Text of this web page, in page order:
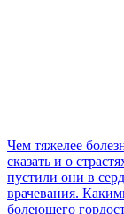
Чем тяжелее
сказать и о
пустили они в
врачевания.
болеющего